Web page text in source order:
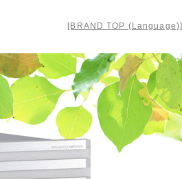
[BRAND TOP (Language)]